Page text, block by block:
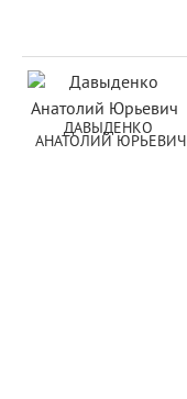
ДАВЫДЕНКО
АНАТОЛИЙ ЮРЬЕВИЧ